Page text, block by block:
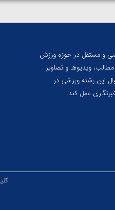
و مستقل در حوزه ورزش
ویدیوها و تصاویر
این رشته ورزشی در
عمل کند.